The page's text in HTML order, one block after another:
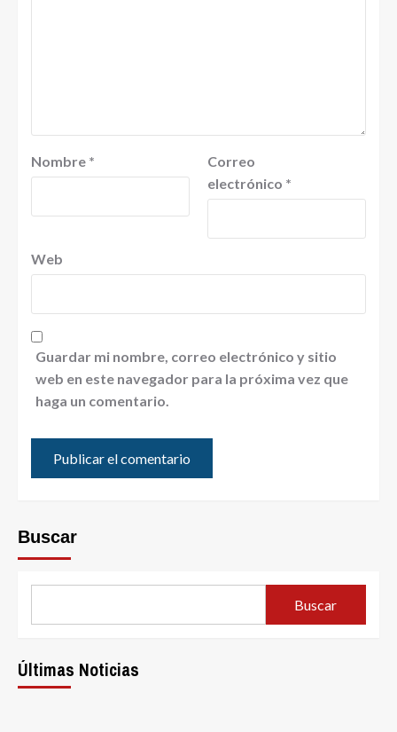
Nombre *
Correo
electrónico *
Web
Guardar mi nombre, correo electrónico y sitio
web en este navegador para la próxima vez que
haga un comentario.
Buscar
Buscar
Últimas Noticias